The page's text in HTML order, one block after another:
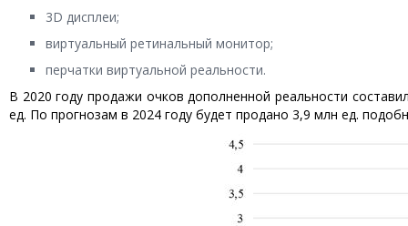
3D дисплеи;
виртуальный ретинальный монитор;
перчатки виртуальной реальности.
В 2020 году продажи очков дополненной реальности
ед. По прогнозам в 2024 году будет продано 3,9 млн ед.